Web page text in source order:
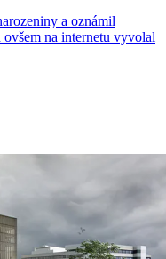
a oznámil
ovšem na internetu vyvolal